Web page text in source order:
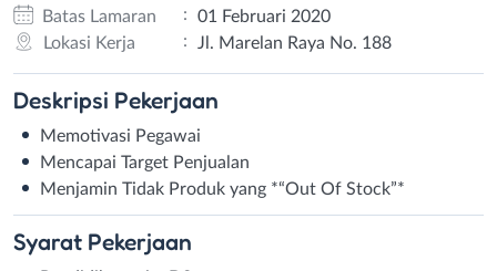
Batas Lamaran
:
01 Februari 2020
Lokasi Kerja
: Jl. Marelan Raya No. 188
Deskripsi Pekerjaan
Memotivasi Pegawai
Mencapai Target Penjualan
Menjamin Tidak Produk yang *“Out Of Stock”*
Syarat Pekerjaan